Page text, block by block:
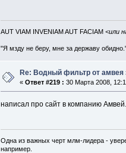
AUT VIAM INVENIAM AUT FACIAM <или
"Я мзду не беру, мне за державу
Re: Водный фильтр от амвея
«Ответ #219 : 30 Марта 2008,
написал про сайт в компанию Амвей.
Одна из важных черт млм-лидера -
например.